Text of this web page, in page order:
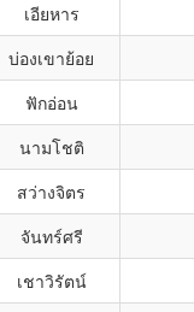
เอียหาร
บ่องเขาย้อย
ฟักอ่อน
นามโชติ
สว่างจิตร
จันทร์ศรี
เชาวิรัตน์